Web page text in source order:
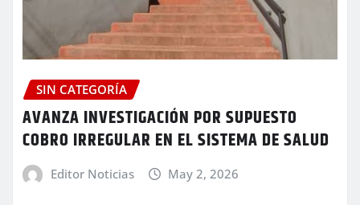
SIN CATEGORÍA
AVANZA INVESTIGACIÓN POR SUPUESTO
COBRO IRREGULAR EN EL SISTEMA DE SALUD
Editor Noticias May 2, 2026